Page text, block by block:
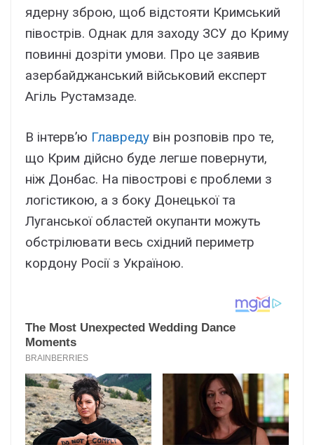
ядерну зброю, щоб відстояти Кримський
півострів. Однак для заходу ЗСУ до Криму
повинні дозріти умови. Про це заявив
азербайджанський військовий експерт
Агіль Рустамзаде.
В інтерв’ю Главреду він розповів про те,
що Крим дійсно буде легше повернути,
ніж Донбас. На півострові є проблеми з
логістикою, а з боку Донецької та
Луганської областей окупанти можуть
обстрілювати весь східний периметр
кордону Росії з Україною.